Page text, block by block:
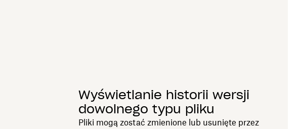
Wyświetlanie historii wersji
dowolnego typu pliku
Pliki mogą zostać zmienione lub usunięte przez